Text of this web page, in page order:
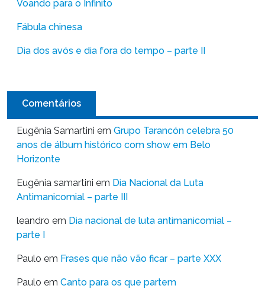
Voando para o Infinito
Fábula chinesa
Dia dos avós e dia fora do tempo – parte II
Comentários
Eugênia Samartini em Grupo Tarancón celebra 50
anos de álbum histórico com show em Belo
Horizonte
Eugênia samartini em Dia Nacional da Luta
Antimanicomial – parte III
leandro em Dia nacional de luta antimanicomial –
parte I
Paulo em Frases que não vão ficar – parte XXX
Paulo em Canto para os que partem